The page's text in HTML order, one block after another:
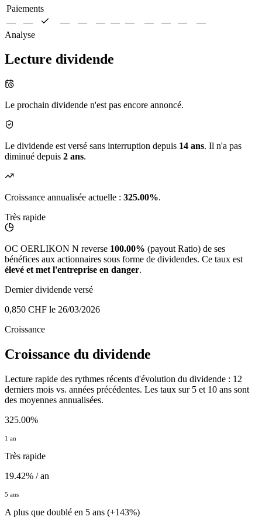
Paiements
—
— — — — — — — — —
—
Analyse
Lecture dividende
Le prochain dividende n'est pas encore annoncé.
Le dividende est versé sans interruption depuis 14 ans. Il n'a pas
diminué depuis 2 ans.
Croissance annualisée actuelle : 325.00%.
Très rapide
OC OERLIKON N reverse 100.00% (payout Ratio) de ses
bénéfices aux actionnaires sous forme de dividendes. Ce taux est
élevé et met l'entreprise en danger.
Dernier dividende versé
0,850 CHF le 26/03/2026
Croissance
Croissance du dividende
Lecture rapide des rythmes récents d'évolution du dividende : 12
derniers mois vs. années précédentes. Les taux sur 5 et 10 ans sont
des moyennes annualisées.
325.00%
1 an
Très rapide
19.42% / an
5 ans
A plus que doublé en 5 ans (+143%)